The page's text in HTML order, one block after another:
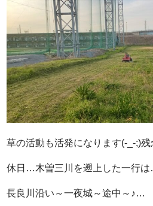
草の活動も活発になります(-_-;)残
休日…木曽三川を遡上した一行
長良川沿い～一夜城～途中～♪…